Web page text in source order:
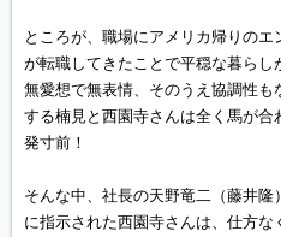
ところが、職場にアメリカ帰りのエ
が転職してきたことで平穏な暮らし
無愛想で無表情、そのうえ協調性
する楠見と西園寺さんは全く馬が
発寸前！
そんな中、社長の天野竜二（藤井隆
に指示された西園寺さんは、仕方な